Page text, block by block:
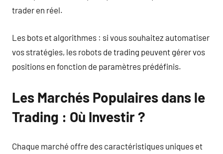
trader en réel.
Les bots et algorithmes : si vous souhaitez automatiser
vos stratégies, les robots de trading peuvent gérer vos
positions en fonction de paramètres prédéfinis.
Les Marchés Populaires dans le
Trading : Où Investir ?
Chaque marché offre des caractéristiques uniques et